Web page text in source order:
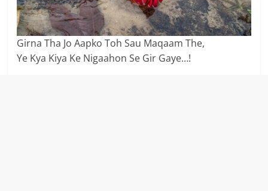
Girna Tha Jo Aapko Toh Sau Maqaam The,
Ye Kya Kiya Ke Nigaahon Se Gir Gaye…!